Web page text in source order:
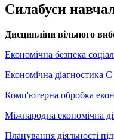
Силабуси
Дисципліни вільного
Економічна безпека
Економічна діагностика
Комп'ютерна обробка
Міжнародна економічна
Планування діяльності